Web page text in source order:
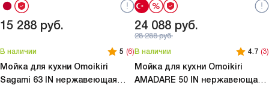
15 288 руб.
В наличии 5 (6)
Мойка для кухни Omoikiri
Sagami 63 IN нержавеющая
24 088 руб.
28 288руб.
В наличии
4.7 (3)
Мойка для кухни Omoikiri
AMADARE 50 IN нержавеющая